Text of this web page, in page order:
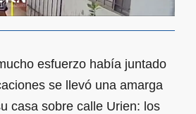
esfuerzo había juntado
se llevó una amarga
casa sobre calle Urien: los